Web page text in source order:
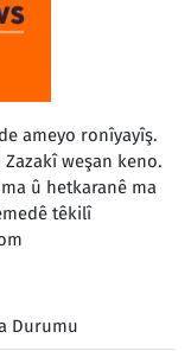
ameyo ronîyayîş.
weşan keno.
û hetkaranê ma
têkilî
Durumu